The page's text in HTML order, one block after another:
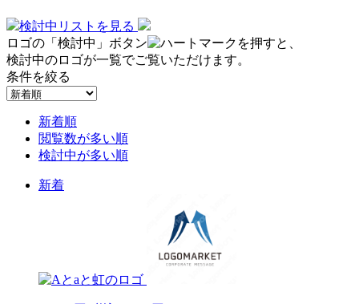
検討中リストを見る
ロゴの「検討中」ボタン
を押すと、
検討中のロゴが一覧でご覧いただけます。
条件を絞る
新着順
閲覧数が多い順
検討中が多い順
新着